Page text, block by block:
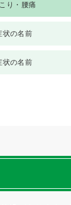
り・腰痛
状の名前
状の名前